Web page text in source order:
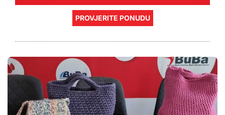
PROVJERITE PONUDU